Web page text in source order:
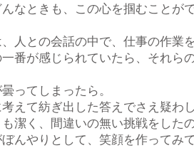
なときも、この心を掴むことが
人との会話の中で、仕事の作業
番が感じられていたら、それら
ってしまったら。
えて紡ぎ出した答えでさえ疑わし
潔く、間違いの無い挑戦をした
んやりとして、笑顔を作ってみ